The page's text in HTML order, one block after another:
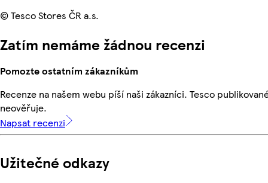
© Tesco Stores ČR a.s.
Zatím nemáme žádnou recenzi
Pomozte ostatním zákazníkům
Recenze na našem webu píší naši zákazníci. Tesco
neověřuje.
Napsat recenzi
Užitečné odkazy